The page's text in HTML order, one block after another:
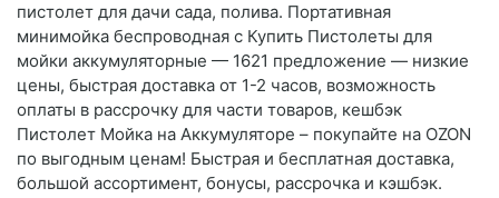
пистолет для дачи сада, полива. Портативная
минимойка беспроводная с Купить Пистолеты для
мойки аккумуляторные — 1621 предложение — низкие
цены, быстрая доставка от 1-2 часов, возможность
оплаты в рассрочку для части товаров, кешбэк
Пистолет Мойка на Аккумуляторе – покупайте на OZON
по выгодным ценам! Быстрая и бесплатная доставка,
большой ассортимент, бонусы, рассрочка и кэшбэк.